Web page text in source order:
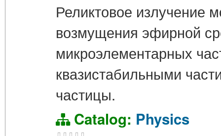
Реликтовое излучение
возмущения эфирной
микроэлементарных
квазистабильными
частицы.
Catalog: Physics